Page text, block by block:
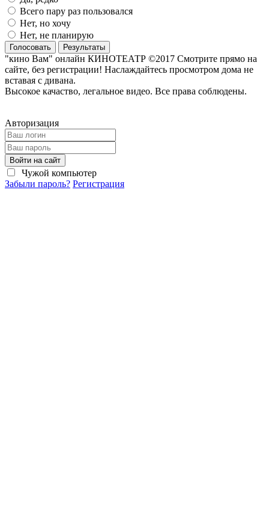
Всего пару раз пользовался
Нет, но хочу
Нет, не планирую
Голосовать Результаты
"кино Вам" онлайн КИНОТЕАТР ©2017 Смотрите прямо на
сайте, без регистрации! Наслаждайтесь просмотром дома не
вставая с дивана.
Высокое качаство, легальное видео. Все права соблюдены.
Авторизация
Войти на сайт
Чужой компьютер
Забыли пароль? Регистрация